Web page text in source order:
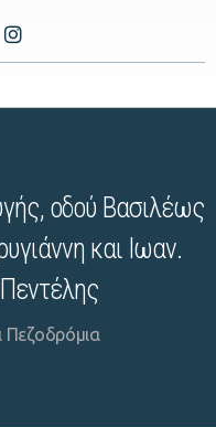
οδού Βασιλέως
και Ιωαν.
Πεζοδρόμια